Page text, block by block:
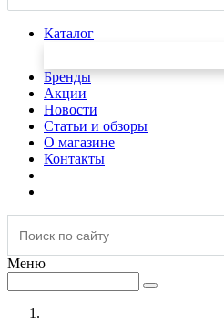
Каталог
Бренды
Акции
Новости
Статьи и обзоры
О магазине
Контакты
Меню